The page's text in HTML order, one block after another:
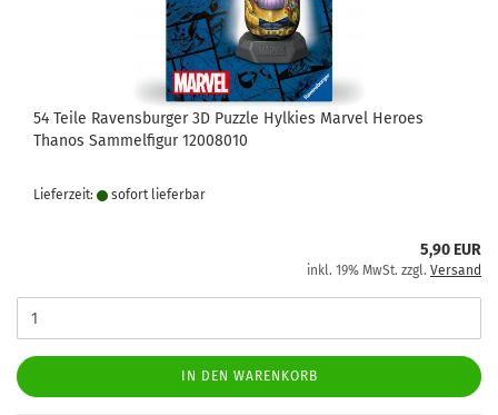
54 Teile Ravensburger 3D Puzzle Hylkies Marvel Heroes
Thanos Sammelfigur 12008010
Lieferzeit: sofort lie­fer­bar
5,90 EUR
inkl. 19% MwSt. zzgl. Versand
IN DEN WARENKORB